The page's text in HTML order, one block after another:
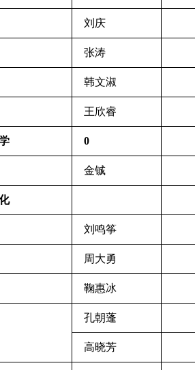
刘庆
张涛
韩文淑
王欣睿
0
金铖
刘鸣筝
周大勇
鞠惠冰
孔朝蓬
高晓芳